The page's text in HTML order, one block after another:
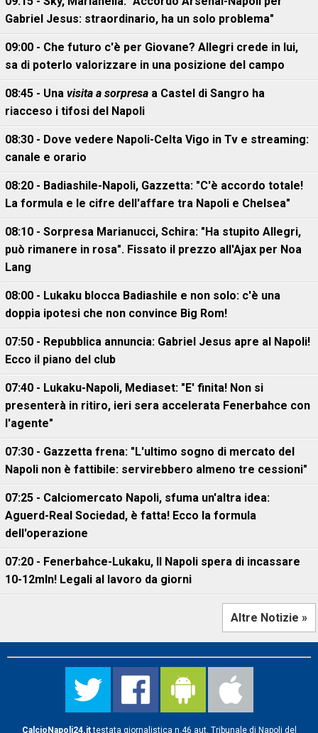
Gabriel Jesus: straordinario, ha un solo problema"
09:00 - Che futuro c'è per Giovane? Allegri crede in lui,
sa di poterlo valorizzare in una posizione del campo
08:45 - Una visita a sorpresa a Castel di Sangro ha
riacceso i tifosi del Napoli
08:30 - Dove vedere Napoli-Celta Vigo in Tv e streaming:
canale e orario
08:20 - Badiashile-Napoli, Gazzetta: "C'è accordo totale!
La formula e le cifre dell'affare tra Napoli e Chelsea"
08:10 - Sorpresa Marianucci, Schira: "Ha stupito Allegri,
può rimanere in rosa". Fissato il prezzo all'Ajax per Noa
Lang
08:00 - Lukaku blocca Badiashile e non solo: c'è una
doppia ipotesi che non convince Big Rom!
07:50 - Repubblica annuncia: Gabriel Jesus apre al Napoli!
Ecco il piano del club
07:40 - Lukaku-Napoli, Mediaset: "E' finita! Non si
presenterà in ritiro, ieri sera accelerata Fenerbahce con
l'agente"
07:30 - Gazzetta frena: "L'ultimo sogno di mercato del
Napoli non è fattibile: servirebbero almeno tre cessioni"
07:25 - Calciomercato Napoli, sfuma un'altra idea:
Aguerd-Real Sociedad, è fatta! Ecco la formula
dell'operazione
07:20 - Fenerbahce-Lukaku, ll Napoli spera di incassare
10-12mln! Legali al lavoro da giorni
Altre Notizie »
CalcioNapoli24.ittestata giornalistica n.46 aut. Tribunale di Napoli del